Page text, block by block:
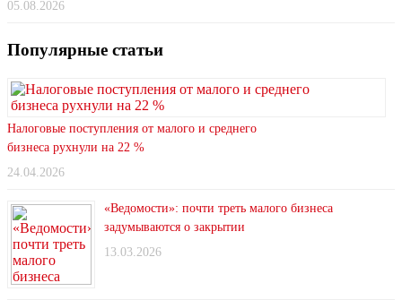
05.08.2026
Популярные статьи
Налоговые поступления от малого и среднего
бизнеса рухнули на 22 %
24.04.2026
«Ведомости»: почти треть малого бизнеса
задумываются о закрытии
13.03.2026